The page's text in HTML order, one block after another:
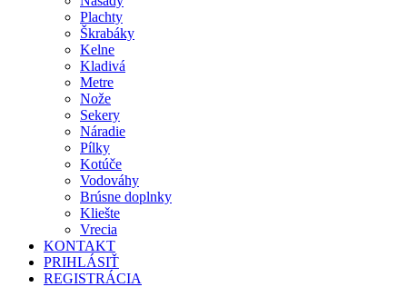
Plachty
Škrabáky
Kelne
Kladivá
Metre
Nože
Sekery
Náradie
Pílky
Kotúče
Vodováhy
Brúsne doplnky
Kliešte
Vrecia
KONTAKT
PRIHLÁSIŤ
REGISTRÁCIA